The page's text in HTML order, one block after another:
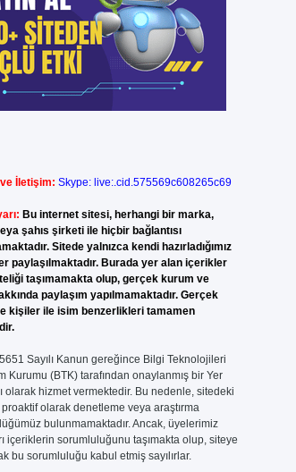
İletişim: Skype: live:.cid.575569c608265c69
Bu internet sitesi, herhangi bir marka,
şahıs şirketi ile hiçbir bağlantısı
Sitede yalnızca kendi hazırladığımız
paylaşılmaktadır. Burada yer alan içerikler
taşımamakta olup, gerçek kurum ve
paylaşım yapılmamaktadır. Gerçek
kişiler ile isim benzerlikleri tamamen
Sayılı Kanun gereğince Bilgi Teknolojileri
Kurumu (BTK) tarafından onaylanmış bir Yer
olarak hizmet vermektedir. Bu nedenle, sitedeki
olarak denetleme veya araştırma
bulunmamaktadır. Ancak, üyelerimiz
içeriklerin sorumluluğunu taşımakta olup, siteye
bu sorumluluğu kabul etmiş sayılırlar.